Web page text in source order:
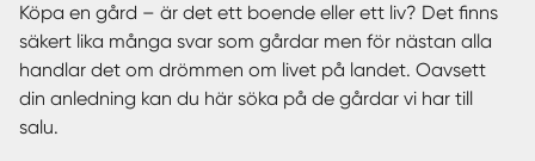
Köpa en gård – är det ett boende eller ett liv? Det finns
säkert lika många svar som gårdar men för nästan alla
handlar det om drömmen om livet på landet. Oavsett
din anledning kan du här söka på de gårdar vi har till
salu.